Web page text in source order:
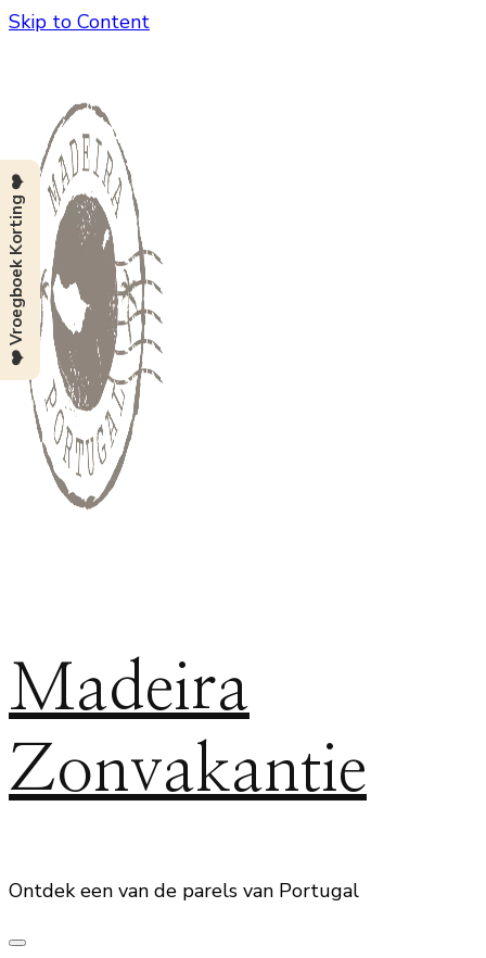
Skip to Content
Madeira
Zonvakantie
Ontdek een van de parels van Portugal
❤️ Vroegboek Korting ❤️